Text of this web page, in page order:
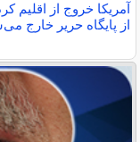
آمریکا خروج از اقلیم
از پایگاه حریر خارج